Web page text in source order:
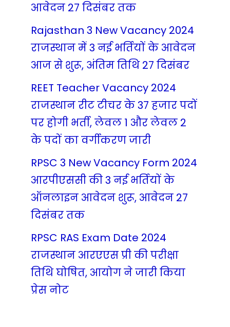
आवेदन 27 दिसंबर तक
Rajasthan 3 New Vacancy 2024
राजस्थान में 3 नई भर्तियों के आवेदन
आज से शुरू, अंतिम तिथि 27 दिसंबर
REET Teacher Vacancy 2024
राजस्थान रीट टीचर के 37 हजार पदों
पर होगी भर्ती, लेवल 1 और लेवल 2
के पदों का वर्गीकरण जारी
RPSC 3 New Vacancy Form 2024
आरपीएससी की 3 नई भर्तियों के
ऑनलाइन आवेदन शुरू, आवेदन 27
दिसंबर तक
RPSC RAS Exam Date 2024
राजस्थान आरएएस प्री की परीक्षा
तिथि घोषित, आयोग ने जारी किया
प्रेस नोट